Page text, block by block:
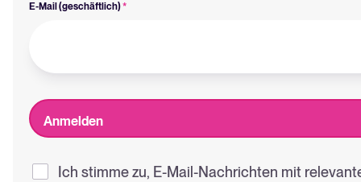
E-Mail (geschäftlich)*
Ich stimme zu, E-Mail-Nachrichten mit